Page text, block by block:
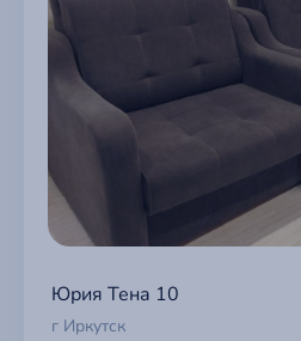
Юрия Тена 10
г Иркутск